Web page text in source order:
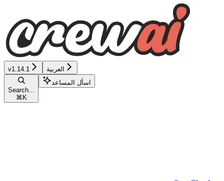
v1.14.1 العربية
Search...
⌘ K
اسأل المساعد